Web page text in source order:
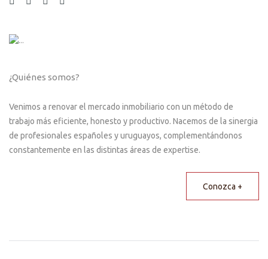
¿Quiénes somos?
Venimos a renovar el mercado inmobiliario con un método de
trabajo más eficiente, honesto y productivo. Nacemos de la sinergia
de profesionales españoles y uruguayos, complementándonos
constantemente en las distintas áreas de expertise.
Conozca +